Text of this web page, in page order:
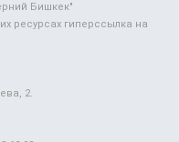
Бишкек"
ресурсах гиперссылка на
2.